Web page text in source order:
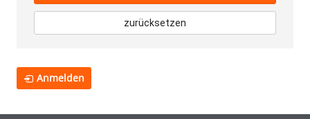
zurücksetzen
Anmelden